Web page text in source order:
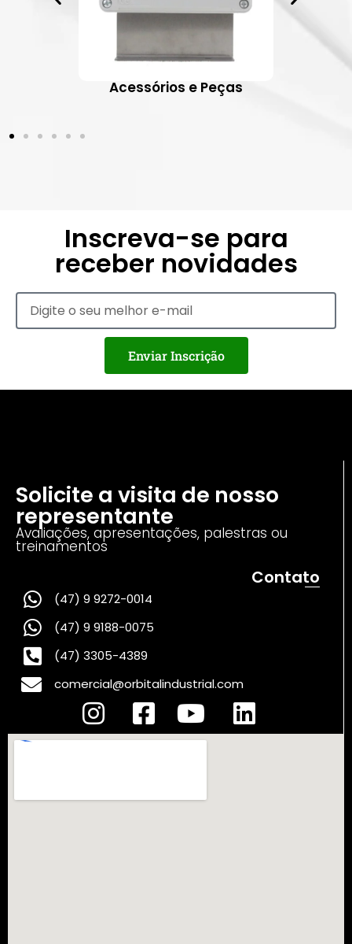
Acessórios e Peças
Inscreva-se para
receber novidades
Enviar Inscrição
Solicite a visita de nosso
representante
Avaliações, apresentações, palestras ou
treinamentos
Contato
(47) 9 9272-0014
(47) 9 9188-0075
(47) 3305-4389
comercial@orbitalindustrial.com